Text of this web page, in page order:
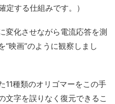
定する仕組みです。）
変化させながら電流応答を測
“映画”のように観察しまし
11種類のオリゴマーをこの手
文字を誤りなく復元できるこ